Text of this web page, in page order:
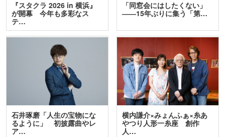
『スタクラ 2026 in 横浜』
が開幕 今年も多彩なス
テ…
「同窓会にはしたくない」
――15年ぶりに集う「第…
石井琢磨「人生の宝物にな
るように」 初披露曲やレ
ア…
横内謙介×みょんふぁ×糸あ
やつり人形一糸座 創作
人…